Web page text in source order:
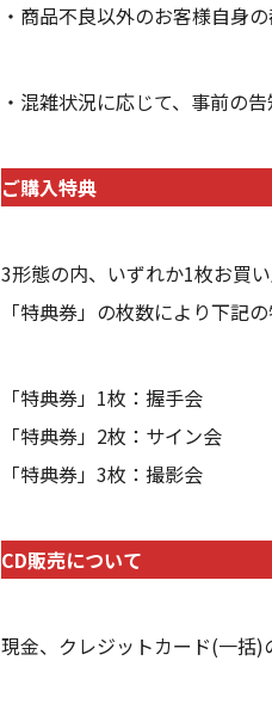
・商品不良以外のお客様自身
・混雑状況に応じて、事前の
ご購入特典
3形態の内、いずれか1枚お買
「特典券」の枚数により下記
「特典券」1枚：握手会
「特典券」2枚：サイン会
「特典券」3枚：撮影会
CD販売について
現金、クレジットカード(一括)